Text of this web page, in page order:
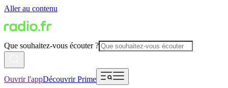
Aller au contenu
Que souhaitez-vous écouter ?
Ouvrir l'appDécouvrir Prime